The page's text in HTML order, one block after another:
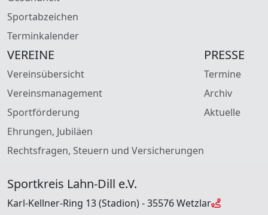
Sportabzeichen
Terminkalender
VEREINE
Vereinsübersicht
Vereinsmanagement
Sportförderung
Ehrungen, Jubiläen
Rechtsfragen, Steuern und Versicherungen
PRESSE
Termine
Archiv
Aktuelle
Sportkreis Lahn-Dill e.V.
Karl-Kellner-Ring 13 (Stadion) - 35576 Wetzlar